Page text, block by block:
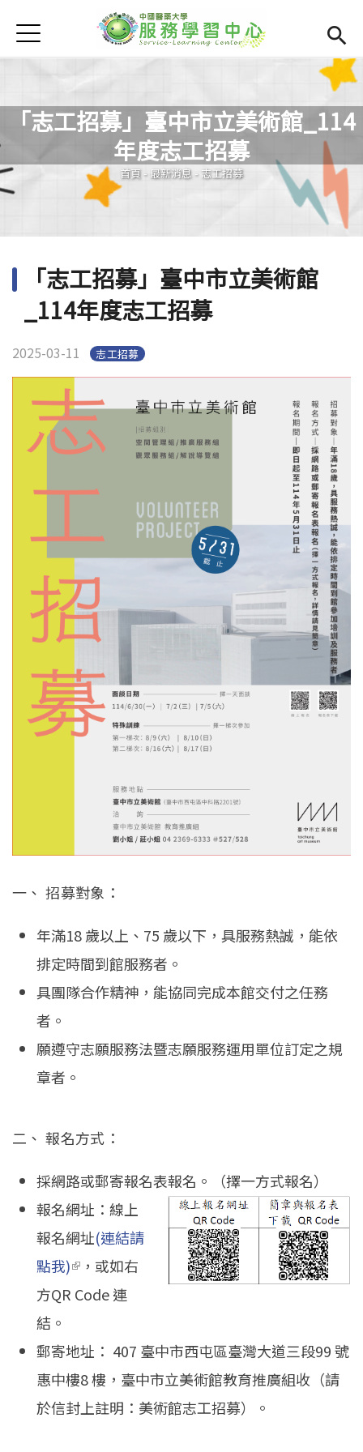
首頁
學務處首頁(link is external)
Open
Open
最新消息
Open submenu (相關連結)
Open submenu (活動集錦)
Open submenu (服務智庫)
服務智庫
Jump to Navigation
Jump to Main content
「志工招募」臺中市立美術館_114
年度志工招募
您在這裡
首頁 - 最新消息 - 志工招募
「志工招募」臺中市立美術館
_114年度志工招募
2025-03-11 志工招募
一、 招募對象：
年滿18 歲以上、75 歲以下，具服務熱誠，能依
排定時間到館服務者。
具團隊合作精神，能協同完成本館交付之任務
者。
願遵守志願服務法暨志願服務運用單位訂定之規
章者。
二、 報名方式：
採網路或郵寄報名表報名。（擇一方式報名）
報名網址：線上
報名網址(連結請
點我)(link is external)
，或如右
方QR Code 連
結。
郵寄地址： 407 臺中市西屯區臺灣大道三段99 號
惠中樓8 樓，臺中市立美術館教育推廣組收（請
於信封上註明：美術館志工招募）。